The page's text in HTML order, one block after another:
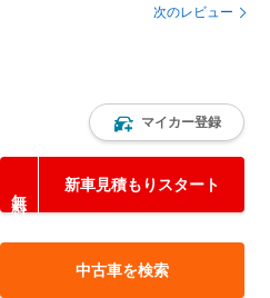
次のレビュー
マイカー登録
新車見積もりスタート
中古車を検索